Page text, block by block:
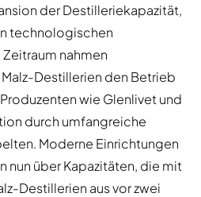
der Destilleriekapazität,
technologischen
nahmen
Destillerien den Betrieb
wie Glenlivet und
durch umfangreiche
Moderne Einrichtungen
nun über Kapazitäten, die mit
Destillerien aus vor zwei